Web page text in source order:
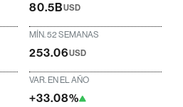
80.5BUSD
MÍN. 52 SEMANAS
253.06USD
VAR. EN EL AÑO
+33.08%